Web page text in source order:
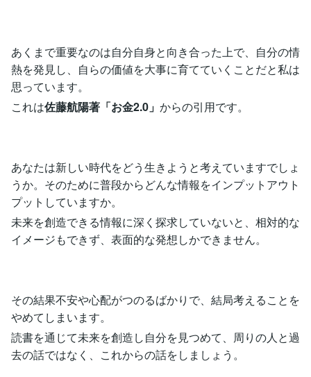
あくまで重要なのは自分自身と向き合った上で、自分の情
熱を発見し、自らの価値を大事に育てていくことだと私は
思っています。
これは佐藤航陽著「お金2.0」 からの引用です。
あなたは新しい時代をどう生きようと考えていますでしょ
うか。そのために普段からどんな情報をインプットアウト
プットしていますか。
未来を創造できる情報に深く探求していないと、相対的な
イメージもできず、表面的な発想しかできません。
その結果不安や心配がつのるばかりで、結局考えることを
やめてしまいます。
読書を通じて未来を創造し自分を見つめて、周りの人と過
去の話ではなく、これからの話をしましょう。